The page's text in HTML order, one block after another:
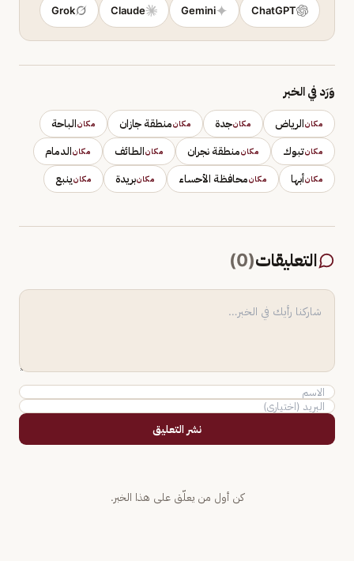
ChatGPT
Gemini
Claude
Grok
وَرَد في الخبر
مكانالرياض مكانجدة مكانمنطقة جازان مكانالباحة
مكانتبوك مكانمنطقة نجران مكانالطائف مكانالدمام
مكانأبها مكانمحافظة الأحساء مكانبريدة مكانينبع
التعليقات(
0
)
نشر التعليق
كن أول من يعلّق على هذا الخبر.